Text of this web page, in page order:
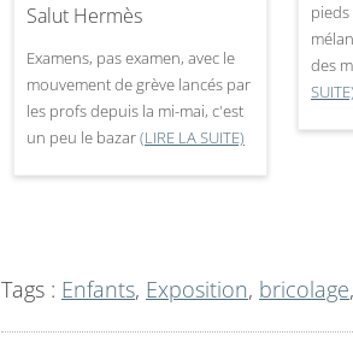
Salut Hermès
Examens, pas examen, avec le
mouvement de grève lancés par
les profs depuis la mi-mai, c'est
un peu le bazar(LIRE LA SUITE)
des
SUITE)
Tags : Enfants, Exposition, bricolage,